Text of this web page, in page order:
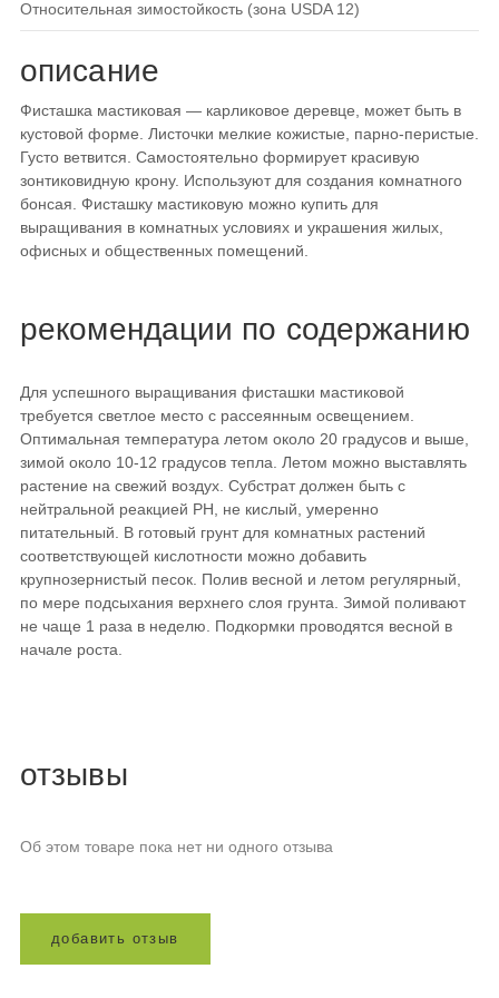
относительная зимостойкость (зона USDA 12)
описание
Фисташка мастиковая — карликовое деревце, может быть в
кустовой форме. Листочки мелкие кожистые, парно-перистые.
Густо ветвится. Самостоятельно формирует красивую
зонтиковидную крону. Используют для создания комнатного
бонсая. Фисташку мастиковую можно купить для
выращивания в комнатных условиях и украшения жилых,
офисных и общественных помещений.
рекомендации по содержанию
Для успешного выращивания фисташки мастиковой
требуется светлое место с рассеянным освещением.
Оптимальная температура летом около 20 градусов и выше,
зимой около 10-12 градусов тепла. Летом можно выставлять
растение на свежий воздух. Субстрат должен быть с
нейтральной реакцией PH, не кислый, умеренно
питательный. В готовый грунт для комнатных растений
соответствующей кислотности можно добавить
крупнозернистый песок. Полив весной и летом регулярный,
по мере подсыхания верхнего слоя грунта. Зимой поливают
не чаще 1 раза в неделю. Подкормки проводятся весной в
начале роста.
отзывы
Об этом товаре пока нет ни одного отзыва
доба вит ь отз ыв